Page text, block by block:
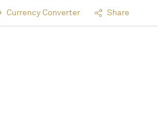
Currency Converter Share